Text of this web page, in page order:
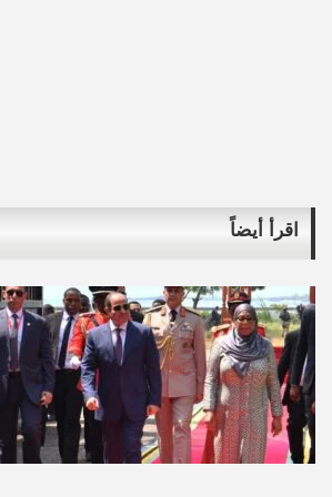
اقرأ أيضاً